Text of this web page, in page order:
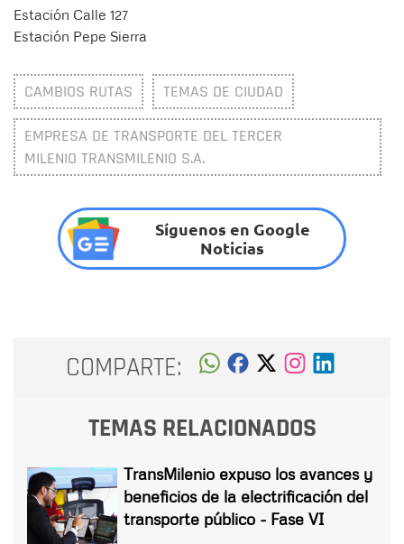
Estación Calle 127
Estación Pepe Sierra
CAMBIOS RUTAS TEMAS DE CIUDAD
EMPRESA DE TRANSPORTE DEL TERCER
MILENIO TRANSMILENIO S.A.
Síguenos en Google
Noticias
COMPARTE:
TEMAS RELACIONADOS
TransMilenio expuso los avances y
beneficios de la electrificación del
transporte público - Fase VI